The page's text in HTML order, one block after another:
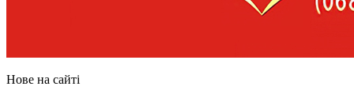
Нове на сайті